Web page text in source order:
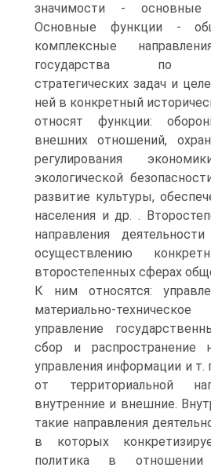
значимости -
Основные функции -
комплексные
государства по
стратегических задач и
ней в конкретный
относят функции:
внешних отношений,
регулирования
экологической
развитие культуры,
населения и др. .
направления
осуществлению
второстепенных сферах
К ним относятся:
материально-
управление
сбор и распространение
управления информации и т.
от территориальной
внутренние и внешние.
такие направления
в которых
политика в отношении